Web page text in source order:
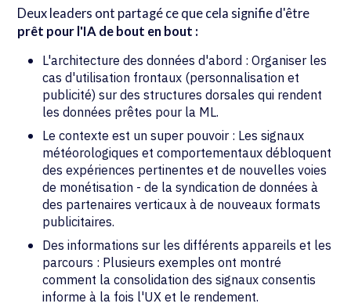
Deux leaders ont partagé ce que cela signifie d'être
prêt pour l'IA de bout en bout :
L'architecture des données d'abord : Organiser les
cas d'utilisation frontaux (personnalisation et
publicité) sur des structures dorsales qui rendent
les données prêtes pour la ML.
Le contexte est un super pouvoir : Les signaux
météorologiques et comportementaux débloquent
des expériences pertinentes et de nouvelles voies
de monétisation - de la syndication de données à
des partenaires verticaux à de nouveaux formats
publicitaires.
Des informations sur les différents appareils et les
parcours : Plusieurs exemples ont montré
comment la consolidation des signaux consentis
informe à la fois l'UX et le rendement.